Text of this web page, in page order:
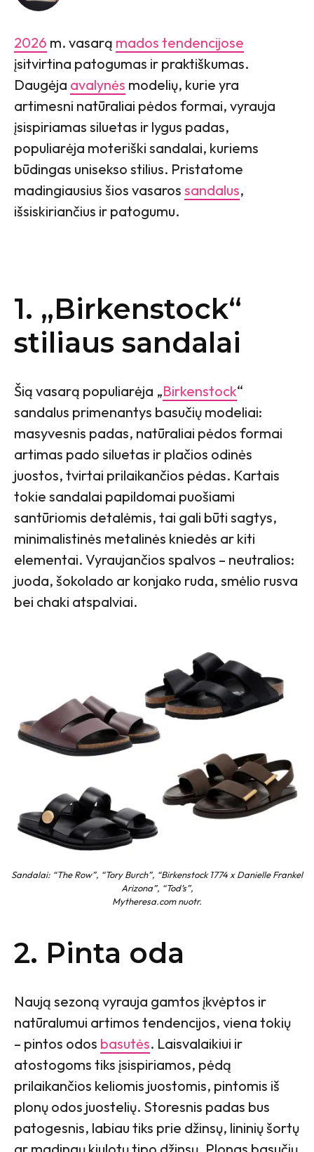
2026 m. vasarą mados tendencijose
įsitvirtina patogumas ir praktiškumas.
Daugėja avalynės modelių, kurie yra
artimesni natūraliai pėdos formai, vyrauja
įsispiriamas siluetas ir lygus padas,
populiarėja moteriški sandalai, kuriems
būdingas unisekso stilius. Pristatome
madingiausius šios vasaros sandalus,
išsiskiriančius ir patogumu.
1. „Birkenstock“
stiliaus sandalai
Šią vasarą populiarėja „Birkenstock“
sandalus primenantys basučių modeliai:
masyvesnis padas, natūraliai pėdos formai
artimas pado siluetas ir plačios odinės
juostos, tvirtai prilaikančios pėdas. Kartais
tokie sandalai papildomai puošiami
santūriomis detalėmis, tai gali būti sagtys,
minimalistinės metalinės kniedės ar kiti
elementai. Vyraujančios spalvos – neutralios:
juoda, šokolado ar konjako ruda, smėlio rusva
bei chaki atspalviai.
Sandalai: “The Row”, “Tory Burch”, “Birkenstock 1774 x Danielle Frankel
Arizona”, “Tod’s”,
Mytheresa.com nuotr.
2. Pinta oda
Naują sezoną vyrauja gamtos įkvėptos ir
natūralumui artimos tendencijos, viena tokių
– pintos odos basutės. Laisvalaikiui ir
atostogoms tiks įsispiriamos, pėdą
prilaikančios keliomis juostomis, pintomis iš
plonų odos juostelių. Storesnis padas bus
patogesnis, labiau tiks prie džinsų, lininių šortų